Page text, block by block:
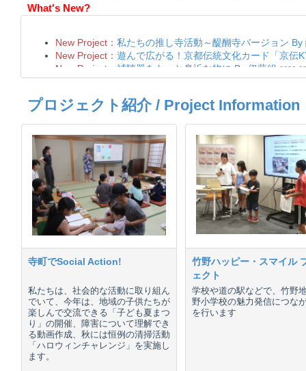
What's New?
プロジェクト紹介 / Project Information
寺町でSocial Action!
私たちは、社会的な活動に取り組ん
でいて、今年は、地域の子供たちが
楽しんで交流できる「子ども夏まつ
り」の開催、障害について理解でき
る動画作成、秋には恒例の清掃活動
「ハロウィンチャレンジ」を実施し
ます。
竹野ハッピー・スマイル
ェクト
学校や道の駅などで、竹野
野小学校の魅力発信につな
を行います